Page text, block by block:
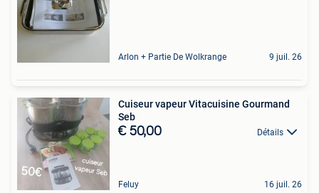
Arlon + Partie De Wolkrange 9 juil. 26
Cuiseur vapeur Vitacuisine Gourmand
Seb
€ 50,00 Détails
Feluy 16 juil. 26